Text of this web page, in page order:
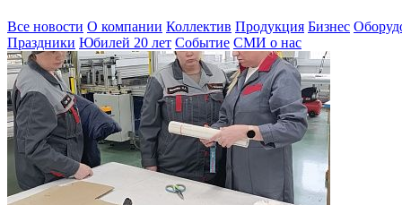
Все новости О компании Коллектив Продукция Бизнес
Праздники Юбилей 20 лет Событие СМИ о нас